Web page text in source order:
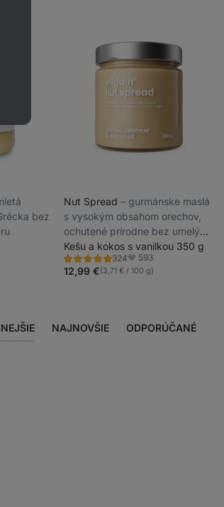
bez
Nut Spread⁠–⁠ gurmánske maslá
s vysokým obsahom orechov,
ochutené prírodne bez umelých
sladidiel
Kešu a kokos s vanilkou 350 g
324
Hodnotenie
4.8/5,
324
Obľúbené
593
12,99 €(3,71 € / 100 g)
NAJNOVŠIE ODPORÚČANÉ